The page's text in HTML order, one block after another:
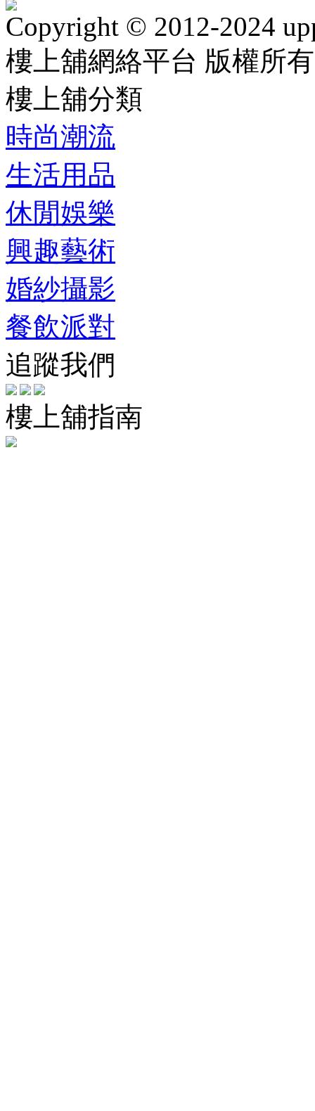
Copyright © 2012-2024
樓上舖網絡平台 版權所
樓上舖分類
時尚潮流
生活用品
休閒娛樂
興趣藝術
婚紗攝影
餐飲派對
追蹤我們
樓上舖指南